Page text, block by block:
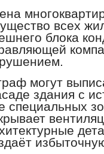
всех
блока
могут
здания с
специальных